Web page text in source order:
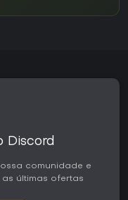
Discord
comunidade e
últimas ofertas